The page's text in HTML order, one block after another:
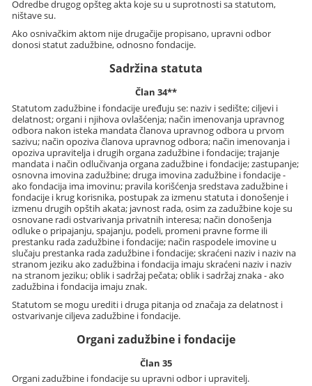
Odredbe drugog opšteg akta koje su u suprotnosti sa statutom,
ništave su.
Ako osnivačkim aktom nije drugačije propisano, upravni odbor
donosi statut zadužbine, odnosno fondacije.
Sadržina statuta
Član 34**
Statutom zadužbine i fondacije uređuju se: naziv i sedište; ciljevi i
delatnost; organi i njihova ovlašćenja; način imenovanja upravnog
odbora nakon isteka mandata članova upravnog odbora u prvom
sazivu; način opoziva članova upravnog odbora; način imenovanja i
opoziva upravitelja i drugih organa zadužbine i fondacije; trajanje
mandata i način odlučivanja organa zadužbine i fondacije; zastupanje;
osnovna imovina zadužbine; druga imovina zadužbine i fondacije -
ako fondacija ima imovinu; pravila korišćenja sredstava zadužbine i
fondacije i krug korisnika, postupak za izmenu statuta i donošenje i
izmenu drugih opštih akata; javnost rada, osim za zadužbine koje su
osnovane radi ostvarivanja privatnih interesa; način donošenja
odluke o pripajanju, spajanju, podeli, promeni pravne forme ili
prestanku rada zadužbine i fondacije; način raspodele imovine u
slučaju prestanka rada zadužbine i fondacije; skraćeni naziv i naziv na
stranom jeziku ako zadužbina i fondacija imaju skraćeni naziv i naziv
na stranom jeziku; oblik i sadržaj pečata; oblik i sadržaj znaka - ako
zadužbina i fondacija imaju znak.
Statutom se mogu urediti i druga pitanja od značaja za delatnost i
ostvarivanje ciljeva zadužbine i fondacije.
Organi zadužbine i fondacije
Član 35
Organi zadužbine i fondacije su upravni odbor i upravitelj.